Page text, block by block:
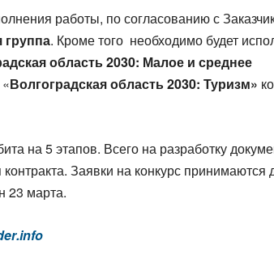
работы, по согласованию с
группа. Кроме того необходимо будет
область 2030: Малое и среднее
Волгоградская область 2030: Туризм»
на 5 этапов. Всего на разработку
Заявки на конкурс принимаются
23 марта.
.info